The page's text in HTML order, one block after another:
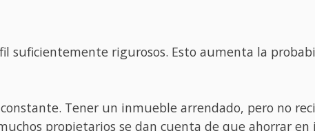
suficientemente rigurosos. Esto aumenta la
Tener un inmueble arrendado, pero no
propietarios se dan cuenta de que ahorrar